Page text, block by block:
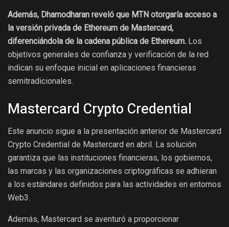
Además, Dhamodharan reveló que MTN otorgaría acceso a
la versión privada de Ethereum de Mastercard,
diferenciándola de la cadena pública de Ethereum. Los
objetivos generales de confianza y verificación de la red
indican su enfoque inicial en aplicaciones financieras
semitradicionales.
Mastercard Crypto Credential
Este anuncio sigue a la presentación anterior de Mastercard
Crypto Credential de Mastercard en abril. La solución
garantiza que las instituciones financieras, los gobiernos,
las marcas y las organizaciones criptográficas se adhieran
a los estándares definidos para las actividades en entornos
Web3.
Además, Mastercard se aventuró a proporcionar